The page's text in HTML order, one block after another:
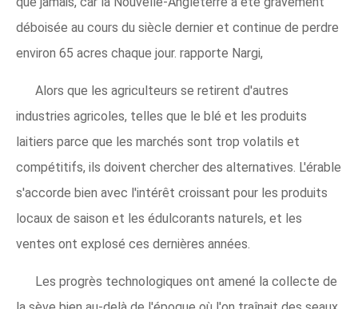
déboisée au cours du siècle dernier et continue de perdre
environ 65 acres chaque jour. rapporte Nargi,
Alors que les agriculteurs se retirent d'autres
industries agricoles, telles que le blé et les produits
laitiers parce que les marchés sont trop volatils et
compétitifs, ils doivent chercher des alternatives. L'érable
s'accorde bien avec l'intérêt croissant pour les produits
locaux de saison et les édulcorants naturels, et les
ventes ont explosé ces dernières années.
Les progrès technologiques ont amené la collecte de